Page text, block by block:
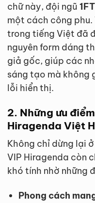
chữ này, đội ngũ
một cách công
trong tiếng Việt đã
nguyên form dáng
giả gốc, giúp các
sáng tạo mà không
lỗi hiển thị.
2. Những ưu
Hiragenda Việt
Không chỉ dừng lại
VIP Hiragenda còn
khó tính nhờ những
Phong cách